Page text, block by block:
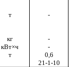
т -
кг -
кВт×ч -
т 0,6
21-1-10